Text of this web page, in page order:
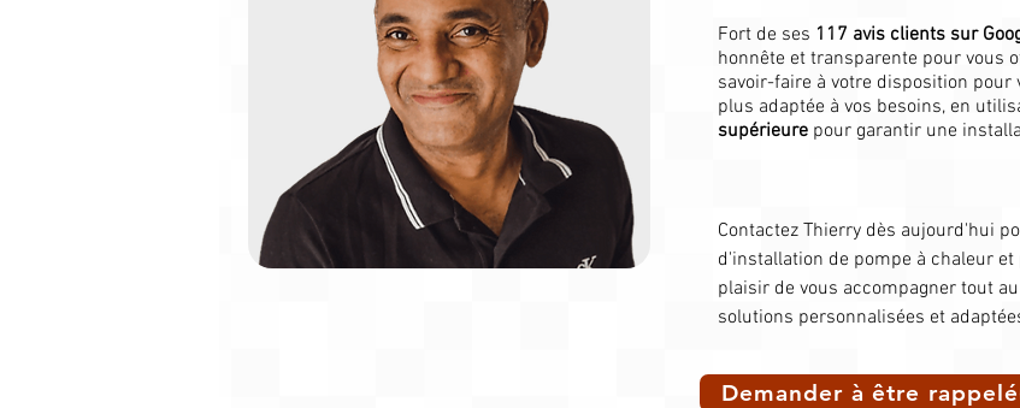
Fort de ses 117 avis clients sur
honnête et transparente pour vous
savoir-faire à votre disposition
plus adaptée à vos besoins, en
supérieure pour garantir une
Contactez Thierry dès aujourd'hui
d'installation de pompe à chaleur
plaisir de vous accompagner tout
solutions personnalisées et
Demander à être